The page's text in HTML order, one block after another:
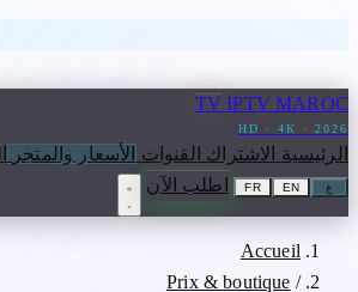
TV IPTV MAROC
HD · 4K · 2026
الرئيسية الاشتراك القنوات الأسعار والمتجر
FR EN ع اطلب الآن
Accueil
/
Prix & boutique